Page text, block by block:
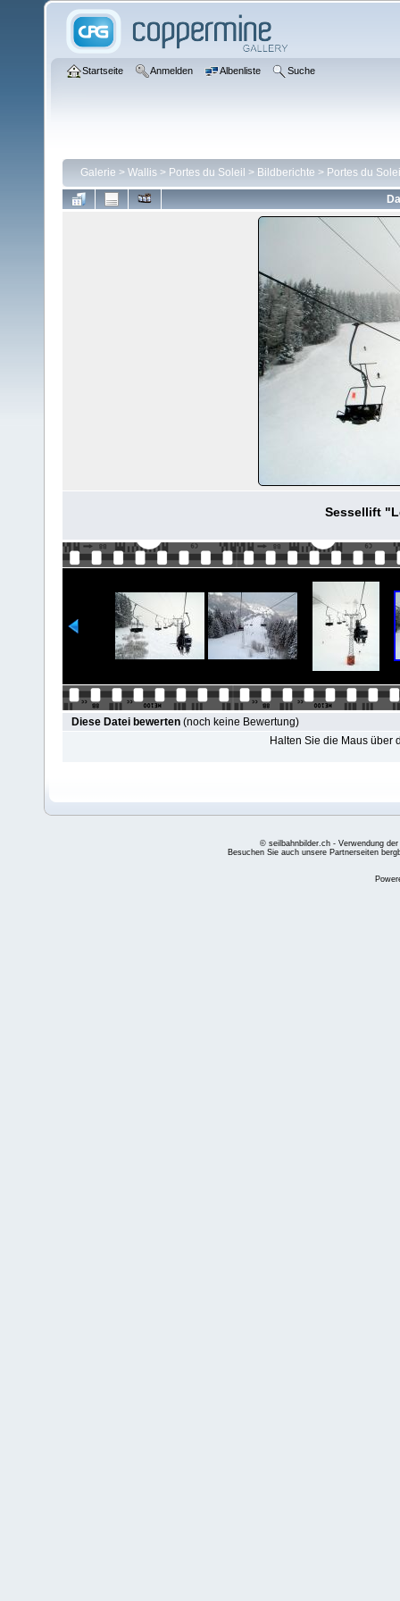
Startseite Anmelden Albenliste Suche
Galerie > Wallis > Portes du Soleil > Bildberichte > Portes du
Sessellift
Diese Datei bewerten (noch keine Bewertung)
Halten Sie die Maus über
© seilbahnbilder.ch - Verwendung
Besuchen Sie auch unsere Partnerseiten